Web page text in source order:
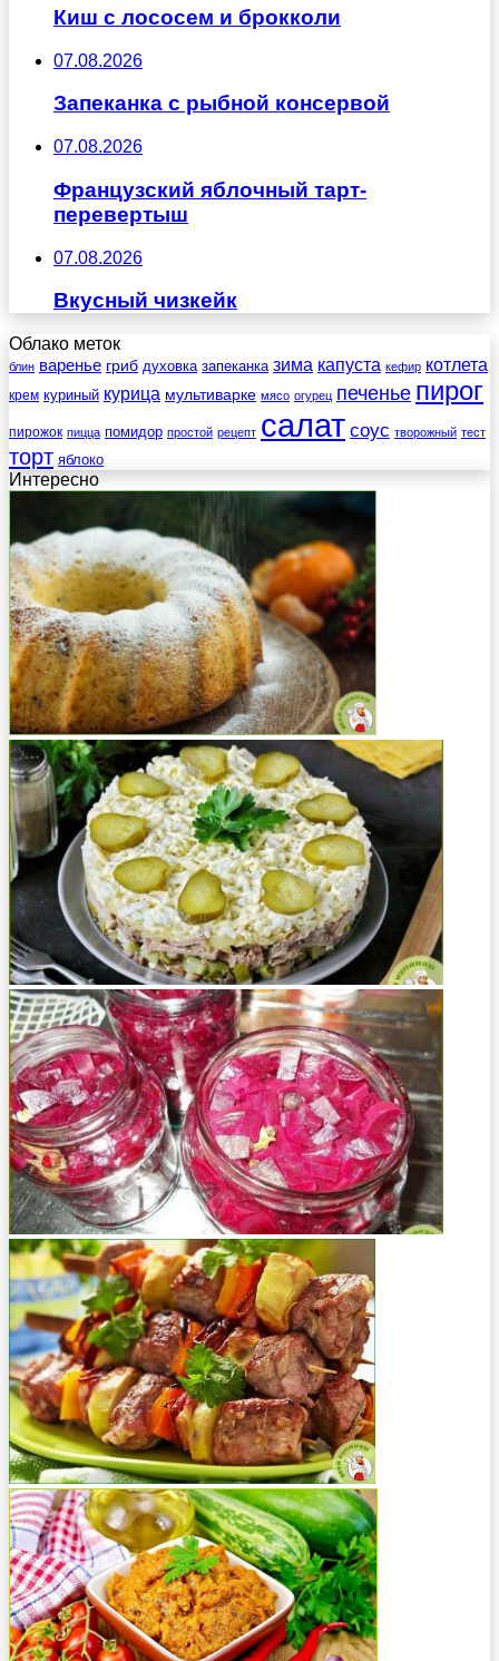
Киш с лососем и брокколи
07.08.2026
Запеканка с рыбной консервой
07.08.2026
Французский яблочный тарт-
перевертыш
07.08.2026
Вкусный чизкейк
Облако меток
блин варенье гриб духовка запеканка зима капуста кефир котлета
крем куриный курица мультиварке мясо огурец печенье пирог
пирожок пицца помидор простой рецепт салат соус творожный тест
торт яблоко
Интересно